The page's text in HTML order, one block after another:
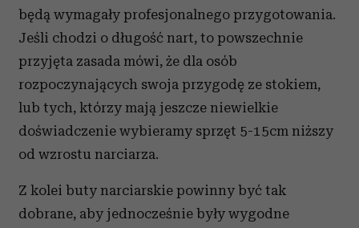
będą wymagały profesjonalnego przygotowania.
Jeśli chodzi o długość nart, to powszechnie
przyjęta zasada mówi, że dla osób
rozpoczynających swoja przygodę ze stokiem,
lub tych, którzy mają jeszcze niewielkie
doświadczenie wybieramy sprzęt 5-15cm niższy
od wzrostu narciarza.
Z kolei buty narciarskie powinny być tak
dobrane, aby jednocześnie były wygodne